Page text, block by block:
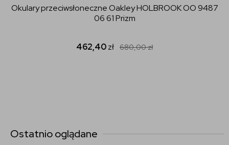
Okulary przeciwsłoneczne Oakley HOLBROOK OO 9487
06 61 Prizm
462,40zł 680,00zł
Ostatnio oglądane